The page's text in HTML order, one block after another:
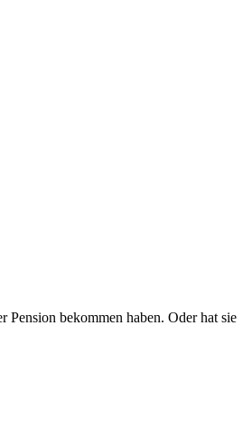
Pension bekommen haben. Oder hat sie